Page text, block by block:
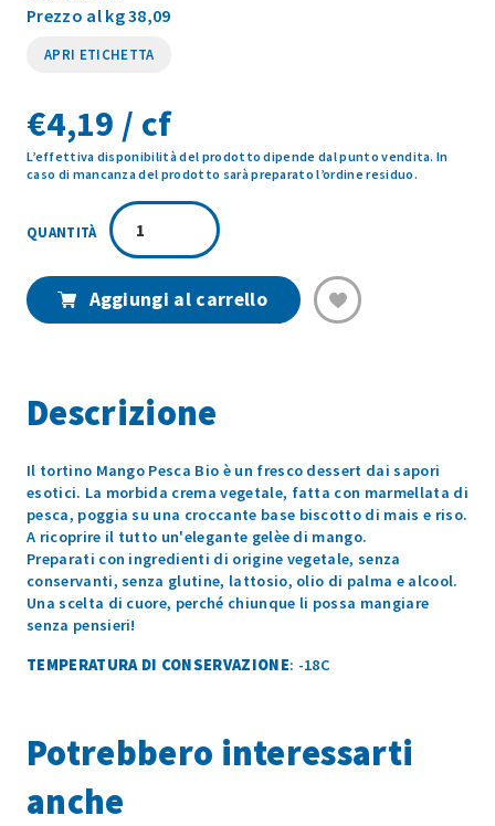
Prezzo al kg 38,09
APRI ETICHETTA
€4,19 / cf
L’effettiva disponibilità del prodotto dipende dal punto vendita. In
caso di mancanza del prodotto sarà preparato l’ordine residuo.
TORTINO
MANGO
PESCA
110GR
Aggiungi al carrello
Descrizione
Il tortino Mango Pesca Bio è un fresco dessert dai sapori
esotici. La morbida crema vegetale, fatta con marmellata di
pesca, poggia su una croccante base biscotto di mais e riso.
A ricoprire il tutto un'elegante gelèe di mango.
Preparati con ingredienti di origine vegetale, senza
conservanti, senza glutine, lattosio, olio di palma e alcool.
Una scelta di cuore, perché chiunque li possa mangiare
senza pensieri!
TEMPERATURA DI CONSERVAZIONE: -18C
Potrebbero interessarti
anche